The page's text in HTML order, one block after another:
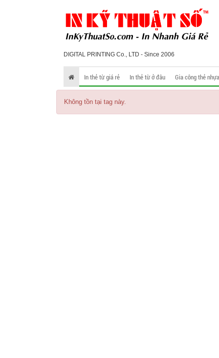
DIGITAL PRINTING Co., LTD - Since 2006
In thẻ từ giá rẻ In thẻ từ ở đâu Gia công thẻ nhựa
Không tồn tại tag này.